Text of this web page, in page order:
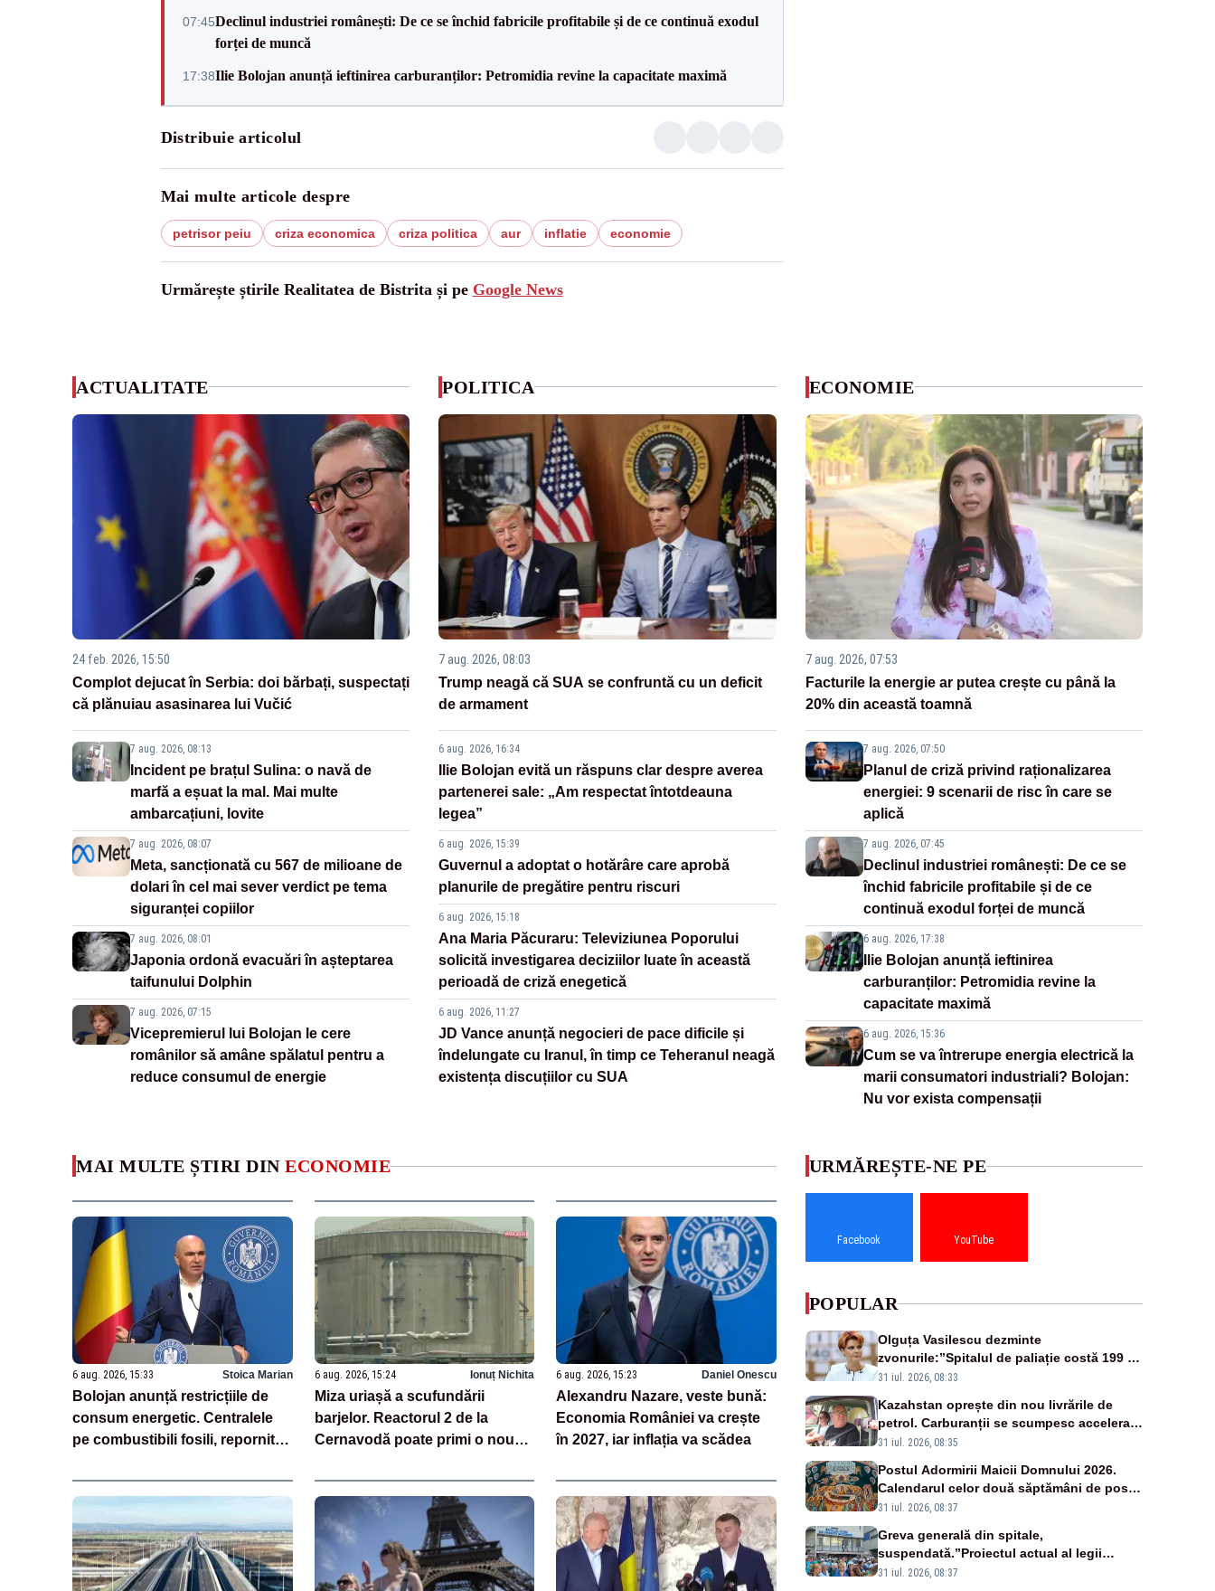
07:45Declinul industriei românești: De ce se închid fabricile profitabile și de ce continuă exodul
forței de muncă
17:38Ilie Bolojan anunță ieftinirea carburanților: Petromidia revine la capacitate maximă
Distribuie articolul
Mai multe articole despre
petrisor peiu criza economica criza politica aur inflatie economie
Urmărește știrile Realitatea de Bistrita și pe Google News
ACTUALITATE
24 feb. 2026, 15:50
Complot dejucat în Serbia: doi bărbați, suspectați
că plănuiau asasinarea lui Vučić
7 aug. 2026, 08:13
Incident pe brațul Sulina: o navă de
marfă a eșuat la mal. Mai multe
ambarcațiuni, lovite
7 aug. 2026, 08:07
Meta, sancționată cu 567 de milioane de
dolari în cel mai sever verdict pe tema
siguranței copiilor
7 aug. 2026, 08:01
Japonia ordonă evacuări în așteptarea
taifunului Dolphin
7 aug. 2026, 07:15
Vicepremierul lui Bolojan le cere
românilor să amâne spălatul pentru a
reduce consumul de energie
POLITICA
7 aug. 2026, 08:03
Trump neagă că SUA se confruntă cu un deficit
de armament
6 aug. 2026, 16:34
Ilie Bolojan evită un răspuns clar despre averea
partenerei sale: „Am respectat întotdeauna
legea”
6 aug. 2026, 15:39
Guvernul a adoptat o hotărâre care aprobă
planurile de pregătire pentru riscuri
6 aug. 2026, 15:18
Ana Maria Păcuraru: Televiziunea Poporului
solicită investigarea deciziilor luate în această
perioadă de criză enegetică
6 aug. 2026, 11:27
JD Vance anunță negocieri de pace dificile și
îndelungate cu Iranul, în timp ce Teheranul neagă
existența discuțiilor cu SUA
ECONOMIE
7 aug. 2026, 07:53
Facturile la energie ar putea crește cu până la
20% din această toamnă
7 aug. 2026, 07:50
Planul de criză privind raționalizarea
energiei: 9 scenarii de risc în care se
aplică
7 aug. 2026, 07:45
Declinul industriei românești: De ce se
închid fabricile profitabile și de ce
continuă exodul forței de muncă
6 aug. 2026, 17:38
Ilie Bolojan anunță ieftinirea
carburanților: Petromidia revine la
capacitate maximă
6 aug. 2026, 15:36
Cum se va întrerupe energia electrică la
marii consumatori industriali? Bolojan:
Nu vor exista compensații
MAI MULTE ȘTIRI DIN ECONOMIE
6 aug. 2026, 15:33 Stoica Marian
Bolojan anunță restricțiile de
consum energetic. Centralele
pe combustibili fosili, repornite.
importuri - LIVE TEXT
6 aug. 2026, 15:24 Ionuț Nichita
Miza uriașă a scufundării
barjelor. Reactorul 2 de la
Cernavodă poate primi o nouă
6 aug. 2026, 15:23 Daniel Onescu
Alexandru Nazare, veste bună:
Economia României va crește
în 2027, iar inflația va scădea
URMĂREȘTE-NE PE
Facebook YouTube
POPULAR
Olguța Vasilescu dezminte
zvonurile:”Spitalul de paliație costă 199 de
milioane de euro, nu 500 de milioane”
31 iul. 2026, 08:33
Kazahstan oprește din nou livrările de
petrol. Carburanții se scumpesc accelerat,
iar românii plătesc nota de plată
31 iul. 2026, 08:35
Postul Adormirii Maicii Domnului 2026.
Calendarul celor două săptămâni de post
și zilele cu dezlegare la pește
31 iul. 2026, 08:37
Greva generală din spitale,
suspendată.”Proiectul actual al legii
salarizării nu mai există pentru noi”
31 iul. 2026, 08:37